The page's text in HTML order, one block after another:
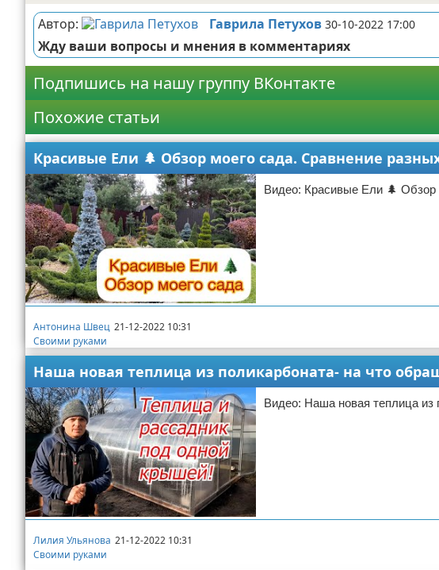
Автор: Гаврила Петухов 30-10-2022 17:00
Жду ваши вопросы и мнения в комментариях
Подпишись на нашу группу ВКонтакте
Похожие статьи
Красивые Ели 🌲 Обзор моего сада. Сравнение
Видео: Красивые Ели 🌲 Обзор
Антонина Швец 21-12-2022 10:31
Своими руками
Наша новая теплица из поликарбоната- на что
Видео: Наша новая теплица из
Лилия Ульянова 21-12-2022 10:31
Своими руками